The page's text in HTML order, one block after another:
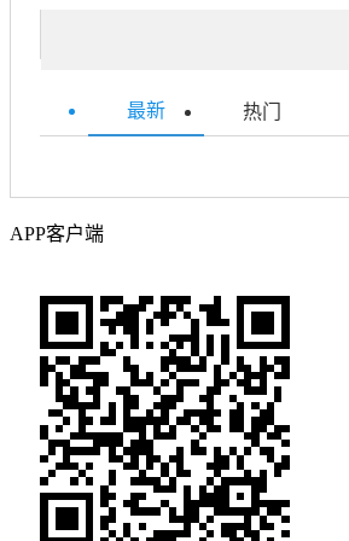
最新 热门
APP客户端